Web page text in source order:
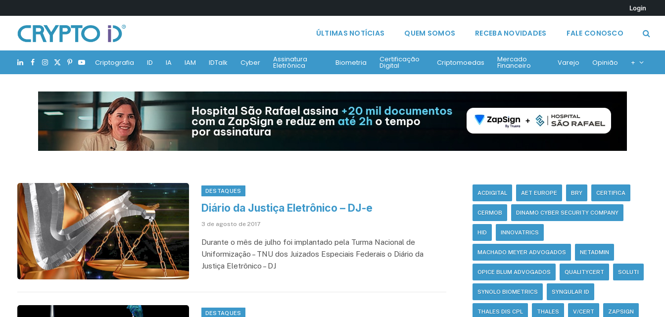
Login
ÚLTIMAS NOTÍCIAS QUEM SOMOS RECEBA NOVIDADES FALE CONOSCO
LinkedIn
Facebook
Instagram
X
(Twitter)
Pinterest
YouTubeCriptografia ID IA IAM IDTalk Cyber Assinatura
Eletrônica Biometria Certificação
Digital Criptomoedas Mercado
Financeiro Varejo Opinião +
DESTAQUES
Diário da Justiça Eletrônico – DJ-e
3 de agosto de 2017
Durante o mês de julho foi implantado pela Turma Nacional de
Uniformização – TNU dos Juizados Especiais Federais o Diário da
Justiça Eletrônico – DJ
DESTAQUES
ACDIGITAL AET EUROPE BRY CERTIFICA
CERMOB DINAMO CYBER SECURITY COMPANY
HID INNOVATRICS
MACHADO MEYER ADVOGADOS NETADMIN
OPICE BLUM ADVOGADOS QUALITYCERT SOLUTI
SYNOLO BIOMETRICS SYNGULAR ID
THALES DIS CPL THALES V/CERT ZAPSIGN